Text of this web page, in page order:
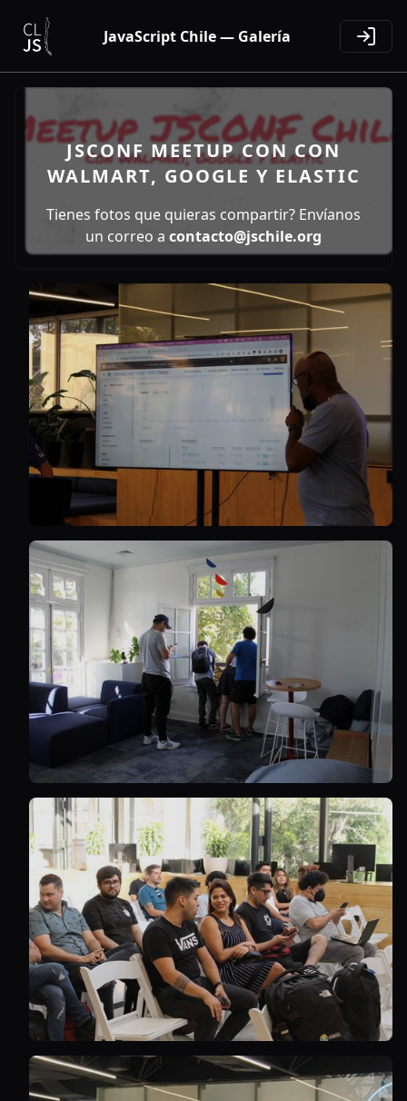
JavaScript Chile — Galería
JSCONF MEETUP CON CON
WALMART, GOOGLE Y ELASTIC
Tienes fotos que quieras compartir? Envíanos
un correo a contacto@jschile.org